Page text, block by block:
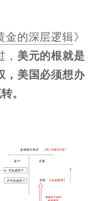
金的深层逻辑》
美元的根就是
，美国必须想办
。